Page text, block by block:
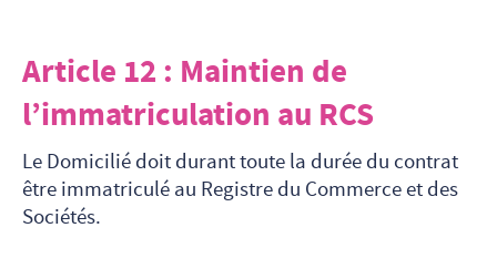
Article 12 : Maintien de
l’immatriculation au RCS
Le Domicilié doit durant toute la durée du contrat
être immatriculé au Registre du Commerce et des
Sociétés.